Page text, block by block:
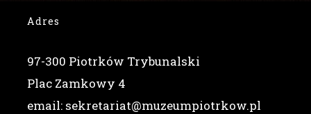
Adres
97-300 Piotrków Trybunalski
Plac Zamkowy 4
email: sekretariat@muzeumpiotrkow.pl